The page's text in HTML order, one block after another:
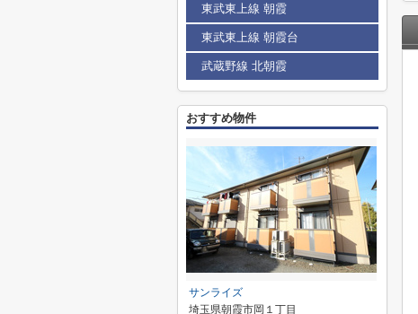
東武東上線 朝霞
東武東上線 朝霞台
武蔵野線 北朝霞
おすすめ物件
サンライズ
埼玉県朝霞市岡１丁目